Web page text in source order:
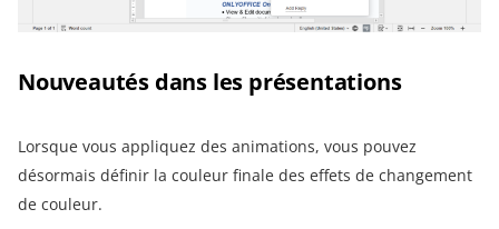
Nouveautés dans les présentations
Lorsque vous appliquez des animations, vous pouvez
désormais définir la couleur finale des effets de changement
de couleur.